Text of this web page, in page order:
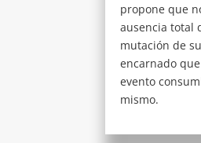
propone que
ausencia total
mutación de
encarnado
evento
mismo.